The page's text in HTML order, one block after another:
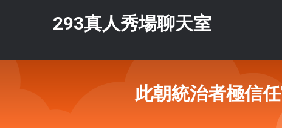
293真人秀場聊天室
此朝統治者極信